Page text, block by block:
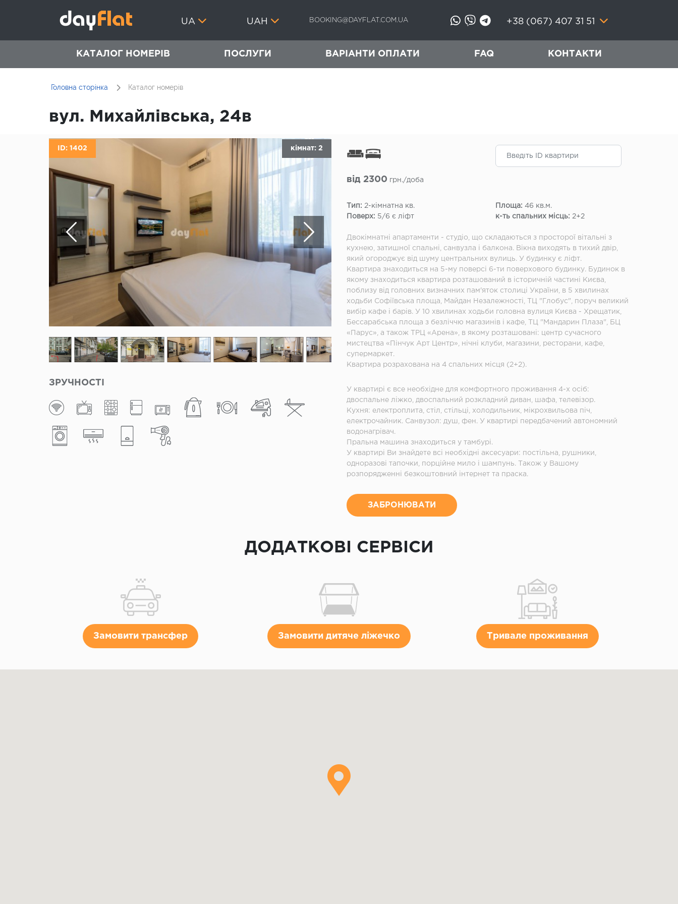
UA UAH BOOKING@DAYFLAT.COM.UA +38 (067) 407 31 51
КАТАЛОГ НОМЕРІВ ПОСЛУГИ ВАРІАНТИ ОПЛАТИ FAQ КОНТАКТИ
Головна сторінка Каталог номерів
вул. Михайлівська, 24в
ID: 1402 кімнат: 2
ЗРУЧНОСТІ
від 2300 грн./доба
Тип: 2-кімнатна кв. Площа: 46 кв.м.
Поверх: 5/6 є ліфт к-ть спальних місць: 2+2
Двокімнатні апартаменти - студіо, що складаються з просторої вітальні з
кухнею, затишної спальні, санвузла і балкона. Вікна виходять в тихий двір,
який огороджує від шуму центральних вулиць. У будинку є ліфт.
Квартира знаходиться на 5-му поверсі 6-ти поверхового будинку. Будинок в
якому знаходиться квартира розташований в історичній частині Києва,
поблизу від головних визначних пам'яток столиці України, в 5 хвилинах
ходьби Софіївська площа, Майдан Незалежності, ТЦ "Глобус", поруч великий
вибір кафе і барів. У 10 хвилинах ходьби головна вулиця Києва - Хрещатик,
Бессарабська площа з безліччю магазинів і кафе, ТЦ "Мандарин Плаза", БЦ
«Парус», а також ТРЦ «Арена», в якому розташовані: центр сучасного
мистецтва «Пінчук Арт Центр», нічні клуби, магазини, ресторани, кафе,
супермаркет.
Квартира розрахована на 4 спальних місця (2+2).
У квартирі є все необхідне для комфортного проживання 4-х осіб:
двоспальне ліжко, двоспальний розкладний диван, шафа, телевізор.
Кухня: електроплита, стіл, стільці, холодильник, мікрохвильова піч,
електрочайник. Санвузол: душ, фен. У квартирі передбачений автономний
водонагрівач.
Пральна машина знаходиться у тамбурі.
У квартирі Ви знайдете всі необхідні аксесуари: постільна, рушники,
одноразові тапочки, порційне мило і шампунь. Також у Вашому
розпорядженні безкоштовний інтернет та праска.
ЗАБРОНЮВАТИ
ДОДАТКОВІ СЕРВІСИ
Замовити трансфер Замовити дитяче ліжечко Тривале проживання